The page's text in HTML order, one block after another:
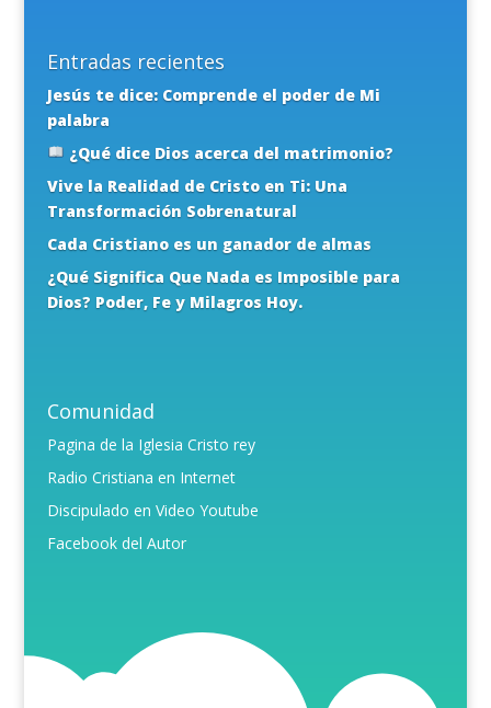
Entradas recientes
Jesús te dice: Comprende el poder de Mi
palabra
¿Qué dice Dios acerca del matrimonio?
Vive la Realidad de Cristo en Ti: Una
Transformación Sobrenatural
Cada Cristiano es un ganador de almas
¿Qué Significa Que Nada es Imposible para
Dios? Poder, Fe y Milagros Hoy.
Comunidad
Pagina de la Iglesia Cristo rey
Radio Cristiana en Internet
Discipulado en Video Youtube
Facebook del Autor